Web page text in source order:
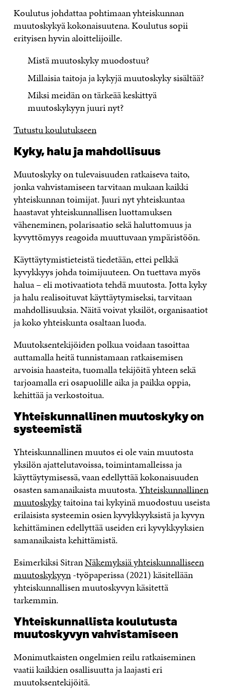
Koulutus johdattaa pohtimaan yhteiskunnan
muutoskykyä kokonaisuutena. Koulutus sopii
erityisen hyvin aloittelijoille.
Mistä muutoskyky muodostuu?
Millaisia taitoja ja kykyjä muutoskyky sisältää?
Miksi meidän on tärkeää keskittyä
muutoskykyyn juuri nyt?
Tutustu koulutukseen
Kyky, halu ja mahdollisuus
Muutoskyky on tulevaisuuden ratkaiseva taito,
jonka vahvistamiseen tarvitaan mukaan kaikki
yhteiskunnan toimijat. Juuri nyt yhteiskuntaa
haastavat yhteiskunnallisen luottamuksen
väheneminen, polarisaatio sekä haluttomuus ja
kyvyttömyys reagoida muuttuvaan ympäristöön.
Käyttäytymistieteistä tiedetään, ettei pelkkä
kyvykkyys johda toimijuuteen. On tuettava myös
halua – eli motivaatiota tehdä muutosta. Jotta kyky
ja halu realisoituvat käyttäytymiseksi, tarvitaan
mahdollisuuksia. ​Näitä voivat yksilöt, organisaatiot
ja koko yhteiskunta osaltaan luoda.
Muutoksentekijöiden polkua voidaan tasoittaa
auttamalla heitä tunnistamaan ratkaisemisen
arvoisia haasteita, tuomalla tekijöitä yhteen sekä
tarjoamalla eri osapuolille aika ja paikka oppia,
kehittää ja verkostoitua.​
Yhteiskunnallinen muutoskyky on
systeemistä
Yhteiskunnallinen muutos ei ole vain muutosta
yksilön ajattelutavoissa, toimintamalleissa ja
käyttäytymisessä, vaan edellyttää kokonaisuuden
osasten samanaikaista muutosta.Yhteiskunnallinen
muutoskykytaitoina tai kykyinä muodostuu useista
erilaisista systeemin osien kyvykkyyksistä ja kyvyn
kehittäminen edellyttää useiden eri kyvykkyyksien
samanaikaista kehittämistä.
Esimerkiksi SitranNäkemyksiä yhteiskunnalliseen
muutoskykyyn-työpaperissa (2021) käsitellään
yhteiskunnallisen muutoskyvyn käsitettä
tarkemmin.
Yhteiskunnallista koulutusta
muutoskyvyn vahvistamiseen
Monimutkaisten ongelmien reilu ratkaiseminen
vaatii kaikkien osallisuutta ja laajasti eri
muutoksentekijöitä. ​